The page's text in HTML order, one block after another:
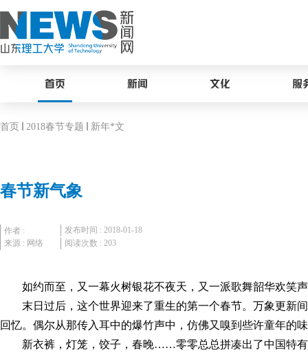
首页 新闻 文化 服
首页 2018春节专题 新年*文
春节新气象
作者 :
来源 : 网络
发布时间 : 2018-01-18
阅读次数 : 203
如约而至，又一幕火树银花不夜天，又一派歌舞韶华欢笑
末日过后，这个世界迎来了重生的第一个春节。万象更新间
回忆。偶尔从那传入耳中的爆竹声中，仿佛又嗅到些许童年的
新衣裤，灯笼，饺子，春晚……零零总总拼凑出了中国特有
最美山理工